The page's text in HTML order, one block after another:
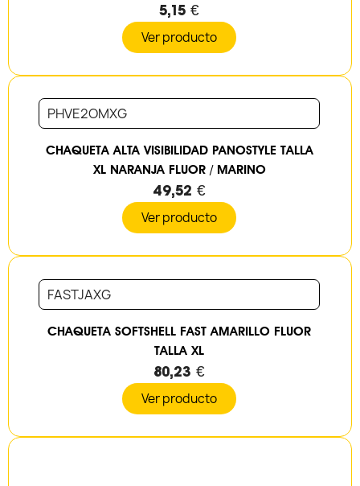
5,15 €
Ver producto
PHVE2OMXG
CHAQUETA ALTA VISIBILIDAD PANOSTYLE TALLA
XL NARANJA FLUOR / MARINO
49,52 €
Ver producto
FASTJAXG
CHAQUETA SOFTSHELL FAST AMARILLO FLUOR
TALLA XL
80,23 €
Ver producto